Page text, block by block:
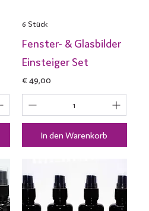
6 Stück
Fenster- & Glasbilder
Einsteiger Set
Preis
€ 49,00
In den Warenkorb